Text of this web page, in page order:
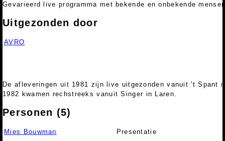
Gevarieerd live programma met bekende en onbekende
Uitgezonden door
AVRO
De afleveringen uit 1981 zijn live uitgezonden vanuit 't Spant
1982 kwamen rechstreeks vanuit Singer in Laren.
Personen (5)
Mies Bouwman Presentatie